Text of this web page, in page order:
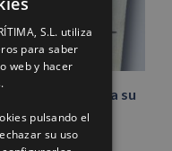
2024 a su
ENGLISH
FRENCH
S.L. utiliza
para saber
web y hacer
pulsando el
su uso